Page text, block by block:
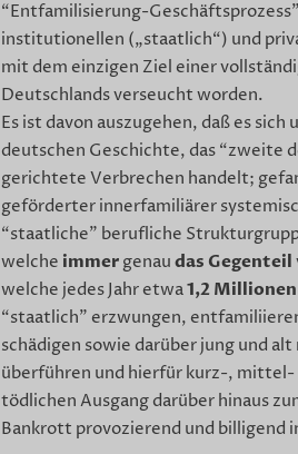
“Entfamilisierung-
institutionellen („staatlich“) und
mit dem einzigen Ziel einer
Deutschlands verseucht worden.
Es ist davon auszugehen, daß es
deutschen Geschichte, das “zweite
gerichtete Verbrechen handelt;
geförderter innerfamiliärer
“staatliche” berufliche
welche immer genau das Gegenteil
welche jedes Jahr etwa1,2
“staatlich” erzwungen,
schädigen sowie darüber jung und
überführen und hierfür kurz-, mittel-
tödlichen Ausgang darüber hinaus
Bankrott provozierend und billigend